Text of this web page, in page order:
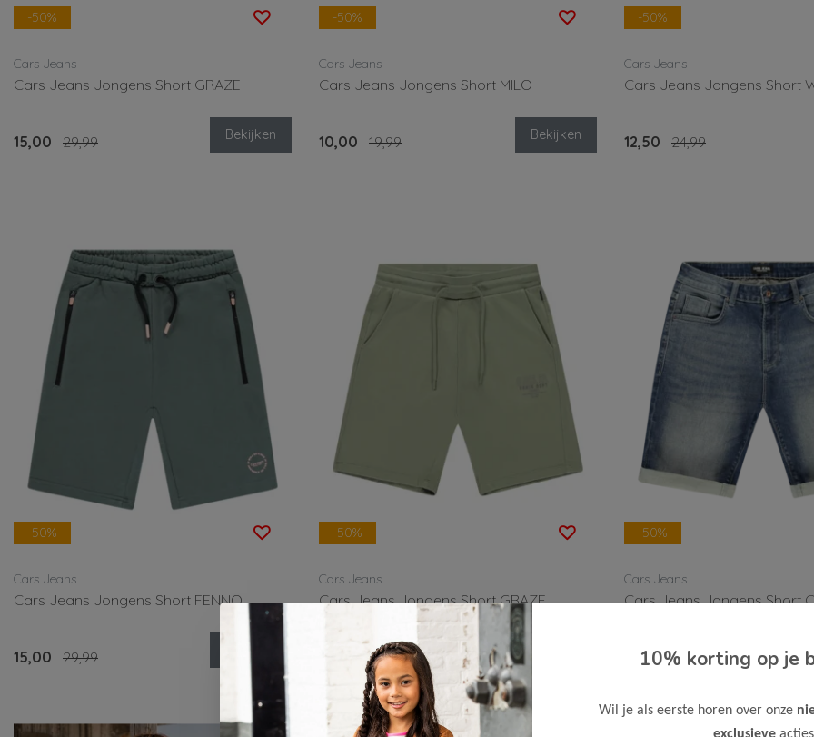
-50%
Cars Jeans
Cars Jeans Jongens Short GRAZE
15,00 29,99 Bekijken
-50%
Cars Jeans
Cars Jeans Jongens Short MILO
10,00 19,99 Bekijken
-50%
Cars Jeans
Cars Jeans Jongens Short
12,50 24,99
-50%
Cars Jeans
Cars Jeans Jongens Short FENNO
15,00 29,99 Bekijken
-50%
Cars Jeans
Cars Jeans Jongens Short GRAZE
29,99
-50%
Cars Jeans
Cars Jeans Jongens Short
17,50 34,99
10% korting op je
Wil je als eerste horen over onze